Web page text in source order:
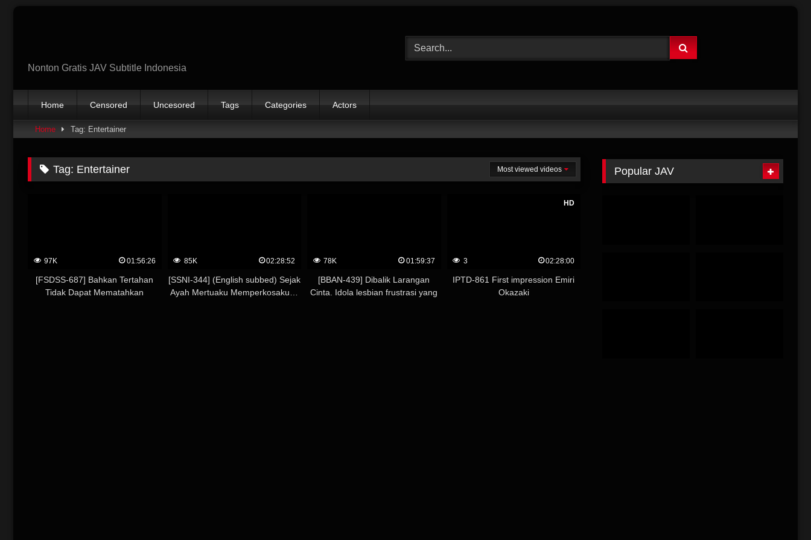
Nonton Gratis JAV Subtitle Indonesia
Home Censored Uncesored Tags Categories Actors
Home Tag: Entertainer
Tag: Entertainer Most viewed videos
97K 01:56:26
[FSDSS-687] Bahkan Tertahan
Tidak Dapat Mematahkan
85K 02:28:52
[SSNI-344] (English subbed) Sejak
Ayah Mertuaku Memperkosaku…
78K 01:59:37
[BBAN-439] Dibalik Larangan
Cinta. Idola lesbian frustrasi yang
HD
3 02:28:00
IPTD-861 First impression Emiri
Okazaki
Popular JAV